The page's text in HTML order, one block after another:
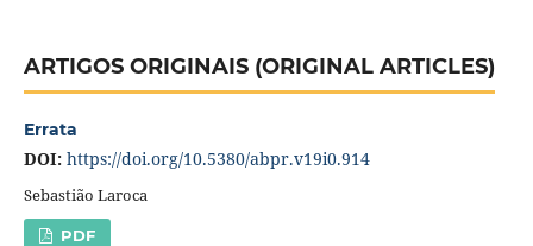
ARTIGOS ORIGINAIS (ORIGINAL ARTICLES)
Errata
DOI: https://doi.org/10.5380/abpr.v19i0.914
Sebastião Laroca
PDF